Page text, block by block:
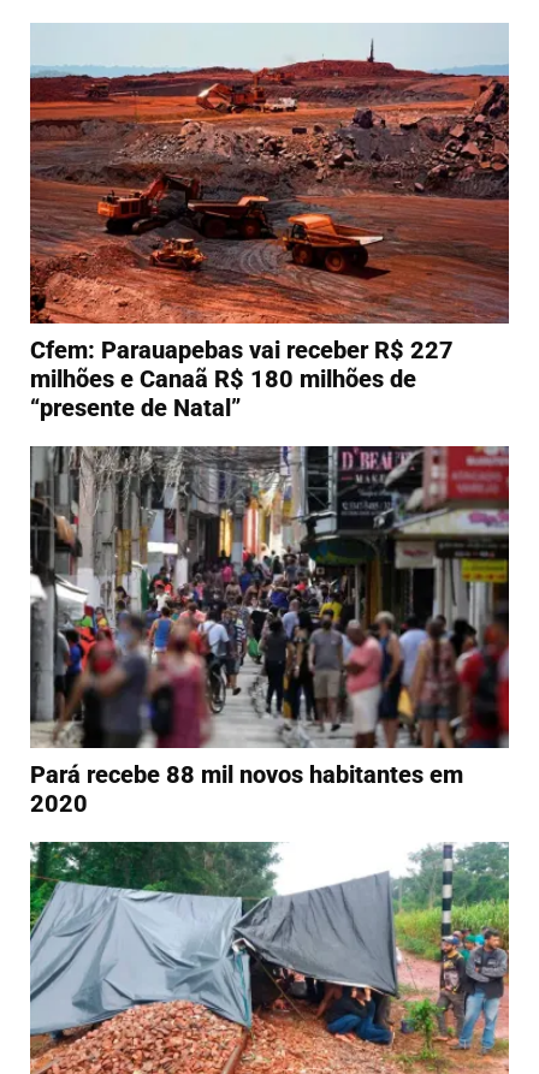
Cfem: Parauapebas vai receber R$ 227
milhões e Canaã R$ 180 milhões de
“presente de Natal”
Pará recebe 88 mil novos habitantes em
2020